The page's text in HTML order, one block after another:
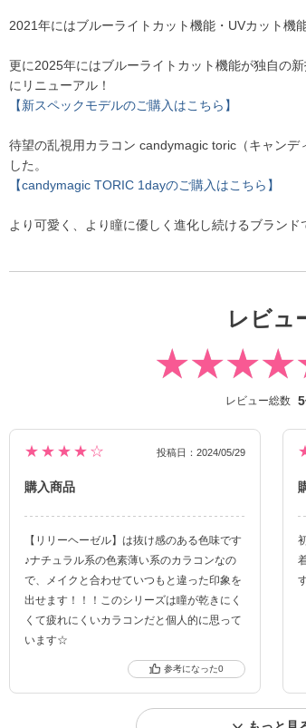
2021年にはブルーライトカット機能・UVカット機
更に2025年にはブルーライトカット機能が独自の
にリニューアル！
【新スペックモデルのご購入はこちら】
待望の乱視用カラコン candymagic toric（キャンデ
した。
【candymagic TORIC 1dayのご購入はこちら】
より可愛く、より瞳に優しく進化し続けるブランド
レビュ
レビュー総数
★★★★☆ 投稿日：2024/05/29
購入商品
【リリーヘーゼル】は抜け感のある色味です
♪ナチュラル系の色素薄い系のカラコンなの
で、メイクと合わせていつもと違った印象を
出せます！！！このシリーズは瞳が乾きにく
くて疲れにくいカラコンだと個人的に思って
います☆
0